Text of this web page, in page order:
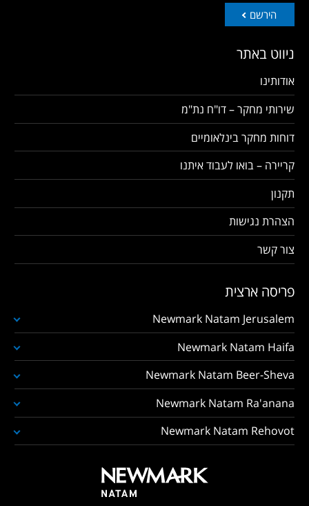
הירשם
ניווט באתר
אודותינו
שירותי מחקר – דו"ח נת"מ
דוחות מחקר בינלאומיים
קריירה – בואו לעבוד איתנו
תקנון
הצהרת נגישות
צור קשר
פריסה ארצית
Newmark Natam Jerusalem
Newmark Natam Haifa
Newmark Natam Beer-Sheva
Newmark Natam Ra'anana
Newmark Natam Rehovot